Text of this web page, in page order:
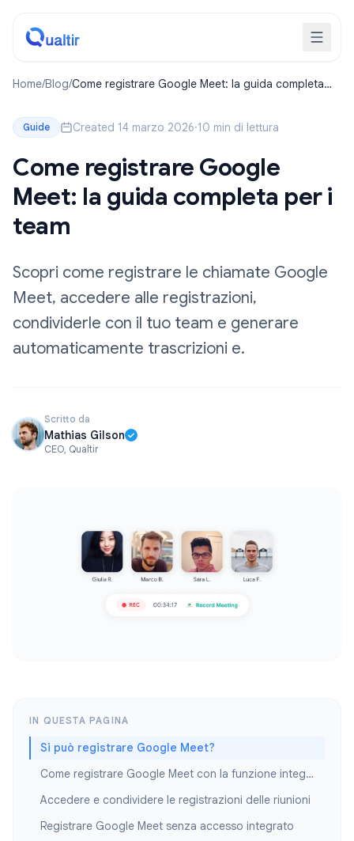
Home/Blog/Come registrare Google Meet: la guida completa
Guide Created 14 marzo 2026·10 min di lettura
Come registrare Google
Meet: la guida completa per i
team
Scopri come registrare le chiamate Google
Meet, accedere alle registrazioni,
condividerle con il tuo team e generare
automaticamente trascrizioni e.
Scritto da
Mathias Gilson
CEO, Qualtir
IN QUESTA PAGINA
Si può registrare Google Meet?
Come registrare Google Meet con la funzione integrata
Accedere e condividere le registrazioni delle riunioni
Registrare Google Meet senza accesso integrato